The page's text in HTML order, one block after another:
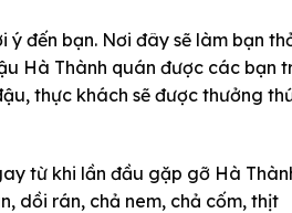
đến bạn. Nơi đây sẽ làm bạn
Hà Thành quán được các bạn
thực khách sẽ được thưởng
từ khi lần đầu gặp gỡ Hà
dồi rán, chả nem, chả cốm, thịt